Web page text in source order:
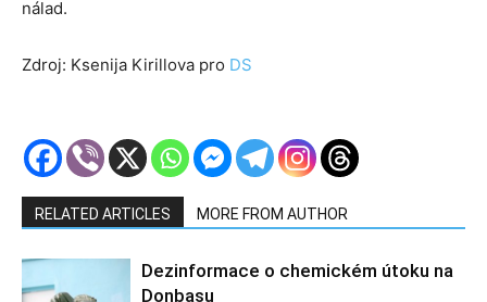
nálad.
Zdroj: Ksenija Kirillova pro DS
RELATED ARTICLES MORE FROM AUTHOR
Dezinformace o chemickém útoku na
Donbasu